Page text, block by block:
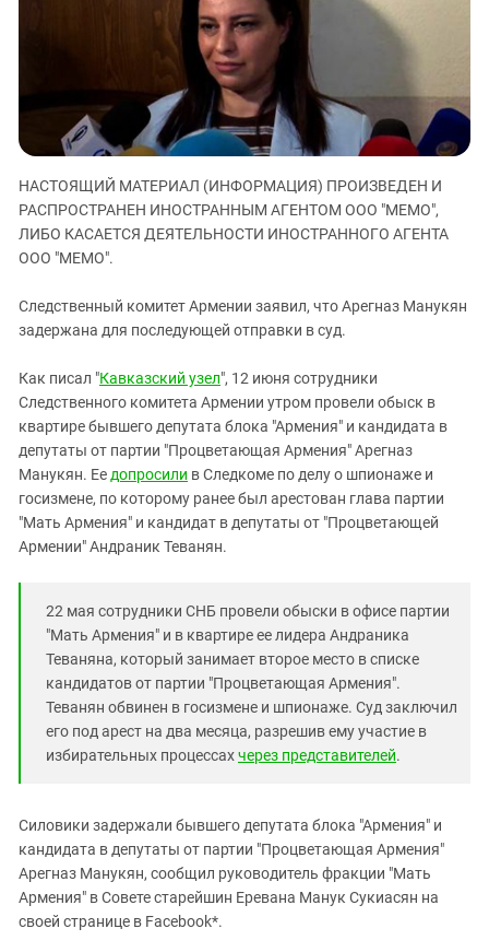
ЗАСТАВЛЯЕТ
КАВКАЗ ЗА ПАЛЕСТИНУ
ИНАКОМЫСЛИЕ В ЧЕЧНЕ
ПРЕСЛЕДОВАНИЕ АКТИВИСТОВ
МОБИЛИЗАЦИЯ И ПРОТЕСТЫ
Кабардино-Балкария
Калмыкия
Карачаево-Черкесия
Краснодарский край
Российская Федерация
Северная Осетия - Алания
Ставропольский край
Чечня
Южная Осетия
Южный Кавказ
ЮФО
НАСТОЯЩИЙ МАТЕРИАЛ (ИНФОРМАЦИЯ) ПРОИЗВЕДЕН И
РАСПРОСТРАНЕН ИНОСТРАННЫМ АГЕНТОМ ООО "МЕМО",
ЛИБО КАСАЕТСЯ ДЕЯТЕЛЬНОСТИ ИНОСТРАННОГО АГЕНТА
ООО "МЕМО".
Следственный комитет Армении заявил, что Арегназ Манукян
задержана для последующей отправки в суд.
Как писал "Кавказский узел", 12 июня сотрудники
Следственного комитета Армении утром провели обыск в
квартире бывшего депутата блока "Армения" и кандидата в
депутаты от партии "Процветающая Армения" Арегназ
Манукян. Ее допросили в Следкоме по делу о шпионаже и
госизмене, по которому ранее был арестован глава партии
"Мать Армения" и кандидат в депутаты от "Процветающей
Армении" Андраник Теванян.
22 мая сотрудники СНБ провели обыски в офисе партии
"Мать Армения" и в квартире ее лидера Андраника
Теваняна, который занимает второе место в списке
кандидатов от партии "Процветающая Армения".
Теванян обвинен в госизмене и шпионаже. Суд заключил
его под арест на два месяца, разрешив ему участие в
избирательных процессахчерез представителей.
Силовики задержали бывшего депутата блока "Армения" и
кандидата в депутаты от партии "Процветающая Армения"
Арегназ Манукян, сообщил руководитель фракции "Мать
Армения" в Совете старейшин Еревана Манук Сукиасян на
своей странице в Facebook*.